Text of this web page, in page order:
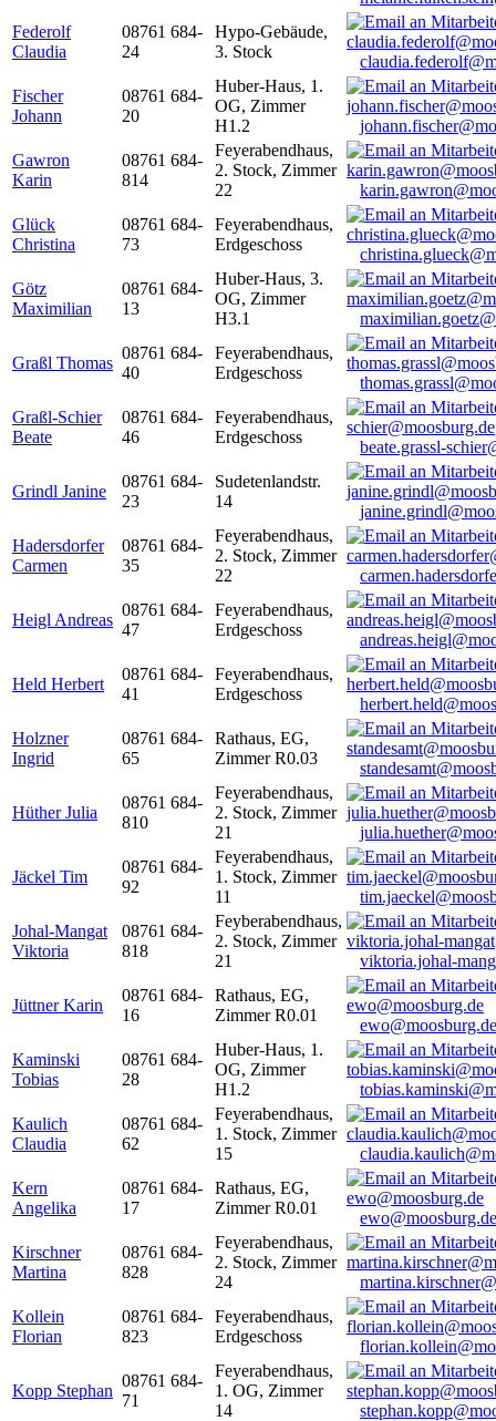
Federolf
Claudia
08761 684-
24
Hypo-Gebäude,
3. Stock
Fischer
Johann
08761 684-
20
Huber-Haus, 1.
OG, Zimmer
H1.2
Gawron
Karin
08761 684-
814
Feyerabendhaus,
2. Stock, Zimmer
22
Glück
Christina
08761 684-
73
Feyerabendhaus,
Erdgeschoss
Götz
Maximilian
08761 684-
13
Huber-Haus, 3.
OG, Zimmer
H3.1
Graßl Thomas
08761 684-
40
Feyerabendhaus,
Erdgeschoss
Graßl-Schier
Beate
08761 684-
46
Feyerabendhaus,
Erdgeschoss
beate.grassl-
Grindl Janine
08761 684-
23
Sudetenlandstr.
14
Hadersdorfer
Carmen
08761 684-
35
Feyerabendhaus,
2. Stock, Zimmer
22
Heigl Andreas
08761 684-
47
Feyerabendhaus,
Erdgeschoss
Held Herbert
08761 684-
41
Feyerabendhaus,
Erdgeschoss
Holzner
Ingrid
08761 684-
65
Rathaus, EG,
Zimmer R0.03
Hüther Julia
08761 684-
810
Feyerabendhaus,
2. Stock, Zimmer
21
Jäckel Tim
08761 684-
92
Feyerabendhaus,
1. Stock, Zimmer
11
Johal-Mangat
Viktoria
08761 684-
818
Feyberabendhaus,
2. Stock, Zimmer
21
viktoria.johal-
Jüttner Karin
08761 684-
16
Rathaus, EG,
Zimmer R0.01
ewo@moosburg.de
Kaminski
Tobias
08761 684-
28
Huber-Haus, 1.
OG, Zimmer
H1.2
Kaulich
Claudia
08761 684-
62
Feyerabendhaus,
1. Stock, Zimmer
15
Kern
Angelika
08761 684-
17
Rathaus, EG,
Zimmer R0.01
ewo@moosburg.de
Kirschner
Martina
08761 684-
828
Feyerabendhaus,
2. Stock, Zimmer
24
Kollein
Florian
08761 684-
823
Feyerabendhaus,
Erdgeschoss
Kopp Stephan
08761 684-
71
Feyerabendhaus,
1. OG, Zimmer
14